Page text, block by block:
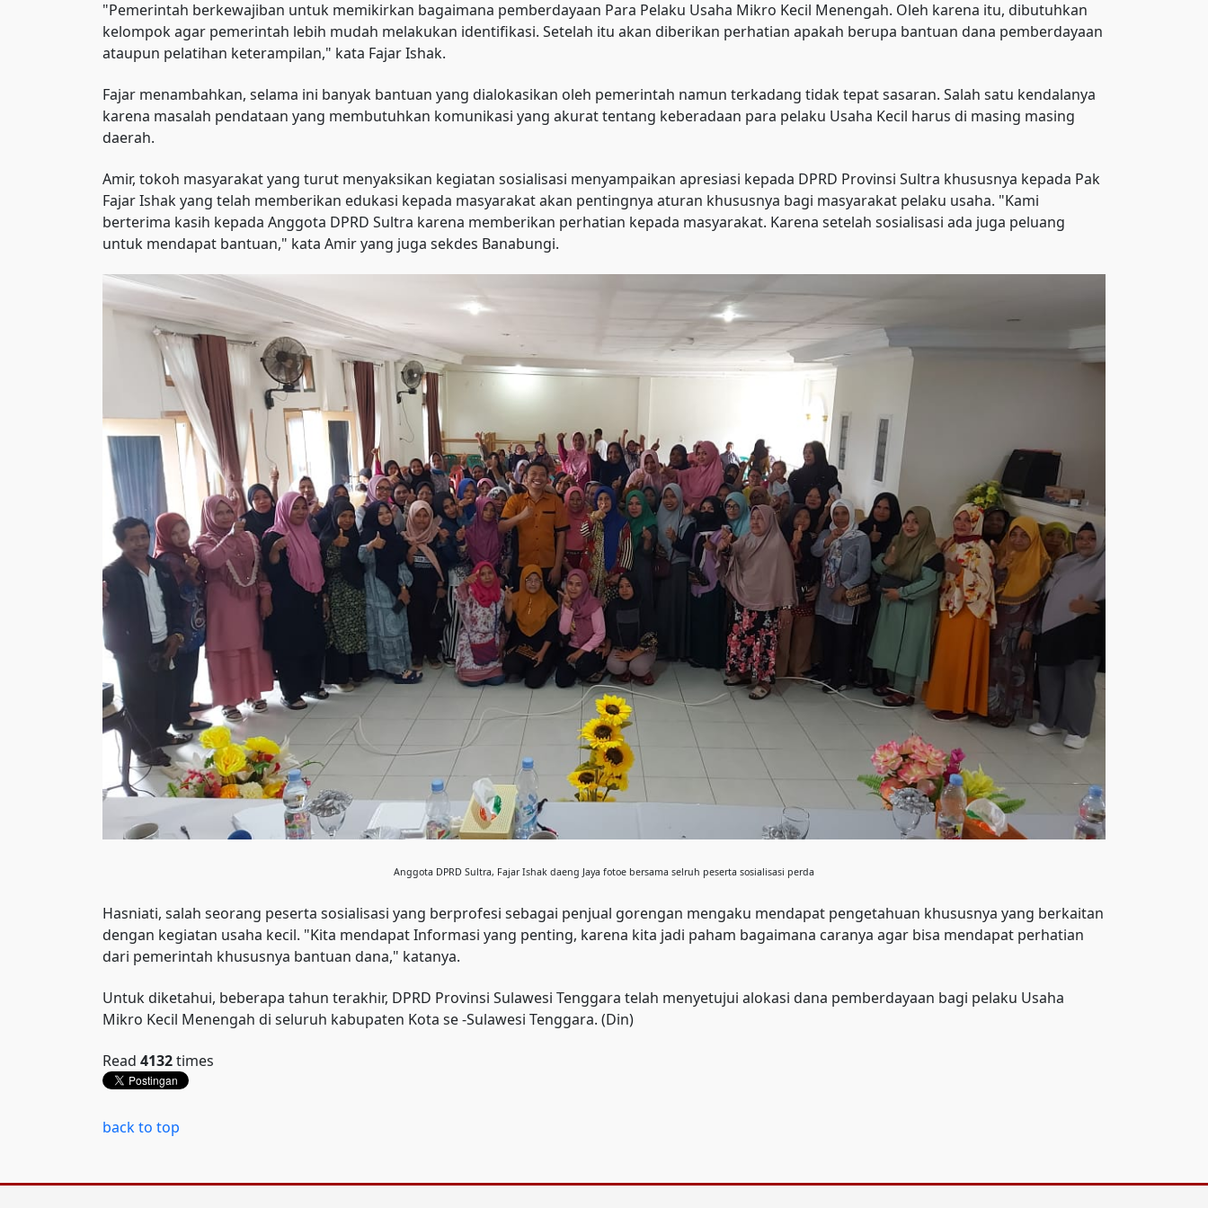
"Pemerintah berkewajiban untuk memikirkan bagaimana pemberdayaan Para Pelaku Usaha Mikro Kecil Menengah. Oleh karena itu, dibutuhkan
kelompok agar pemerintah lebih mudah melakukan identifikasi. Setelah itu akan diberikan perhatian apakah berupa bantuan dana pemberdayaan
ataupun pelatihan keterampilan," kata Fajar Ishak.
Fajar menambahkan, selama ini banyak bantuan yang dialokasikan oleh pemerintah namun terkadang tidak tepat sasaran. Salah satu kendalanya
karena masalah pendataan yang membutuhkan komunikasi yang akurat tentang keberadaan para pelaku Usaha Kecil harus di masing masing
daerah.
Amir, tokoh masyarakat yang turut menyaksikan kegiatan sosialisasi menyampaikan apresiasi kepada DPRD Provinsi Sultra khususnya kepada Pak
Fajar Ishak yang telah memberikan edukasi kepada masyarakat akan pentingnya aturan khususnya bagi masyarakat pelaku usaha. "Kami
berterima kasih kepada Anggota DPRD Sultra karena memberikan perhatian kepada masyarakat. Karena setelah sosialisasi ada juga peluang
untuk mendapat bantuan," kata Amir yang juga sekdes Banabungi.
Anggota DPRD Sultra, Fajar Ishak daeng Jaya fotoe bersama selruh peserta sosialisasi perda
Hasniati, salah seorang peserta sosialisasi yang berprofesi sebagai penjual gorengan mengaku mendapat pengetahuan khususnya yang berkaitan
dengan kegiatan usaha kecil. "Kita mendapat Informasi yang penting, karena kita jadi paham bagaimana caranya agar bisa mendapat perhatian
dari pemerintah khususnya bantuan dana," katanya.
Untuk diketahui, beberapa tahun terakhir, DPRD Provinsi Sulawesi Tenggara telah menyetujui alokasi dana pemberdayaan bagi pelaku Usaha
Mikro Kecil Menengah di seluruh kabupaten Kota se -Sulawesi Tenggara. (Din)
Read 4132times
back to top